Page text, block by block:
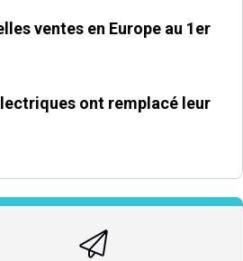
ventes en Europe au 1er
ont remplacé leur